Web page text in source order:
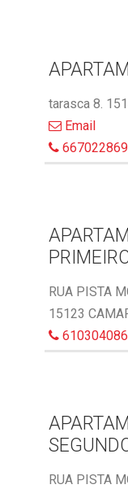
tarasca 8.
Email
667022869
RUA PISTA
15123
610304086
RUA PISTA